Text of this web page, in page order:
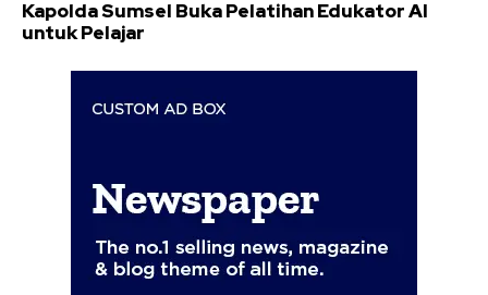
Kapolda Sumsel Buka Pelatihan Edukator AI
untuk Pelajar